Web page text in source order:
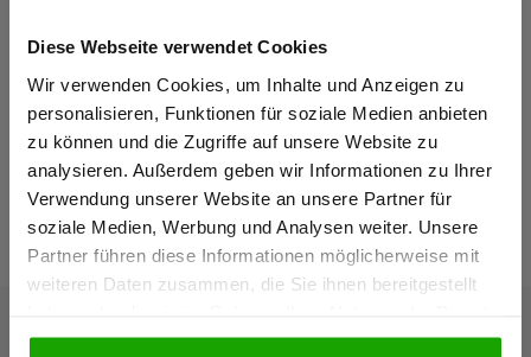
Diese Webseite verwendet Cookies
Wir verwenden Cookies, um Inhalte und Anzeigen zu
personalisieren, Funktionen für soziale Medien anbieten
zu können und die Zugriffe auf unsere Website zu
analysieren. Außerdem geben wir Informationen zu Ihrer
Verwendung unserer Website an unsere Partner für
soziale Medien, Werbung und Analysen weiter. Unsere
Partner führen diese Informationen möglicherweise mit
weiteren Daten zusammen, die Sie ihnen bereitgestellt
gesammelt haben.
Passform
Das passt dazu
Sind Sie
Gewerbetreibender?
Ich bestätige, dass ich Gewerbetreibender bin. Alle
Preise werden netto ausgewiesen.